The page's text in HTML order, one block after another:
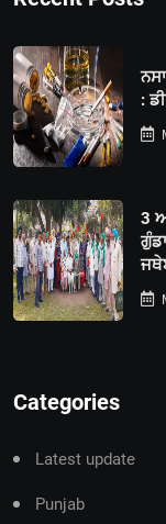
:
3
Categories
Latest update
Punjab